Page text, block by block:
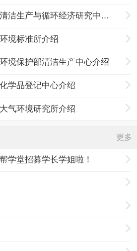
中国环境科学研究院清洁生产与循环经济研究中心介绍
境标准所介绍
境保护部清洁生产中心介绍
学品登记中心介绍
气环境研究所介绍
更多
学堂招募学长学姐啦！